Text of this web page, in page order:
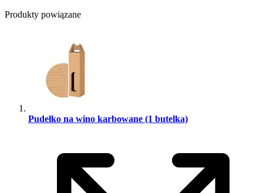
Produkty powiązane
Pudełko na wino karbowane (1 butelka)